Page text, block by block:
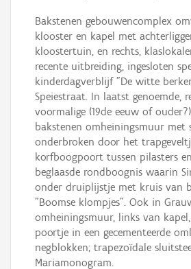
Bakstenen gebouwencomplex
klooster en kapel met
kloostertuin, en rechts,
recente uitbreiding, ingesloten
kinderdagverblijf "De witte
Speiestraat. In laatst genoemde,
voormalige (19de eeuw of
bakstenen omheiningsmuur met
onderbroken door het
korfboogpoort tussen pilasters
beglaasde rondboognis waarin
onder druiplijstje met kruis van
"Boomse klompjes". Ook in
omheiningsmuur, links van
poortje in een gecementeerde
negblokken; trapezoïdale
Mariamonogram.